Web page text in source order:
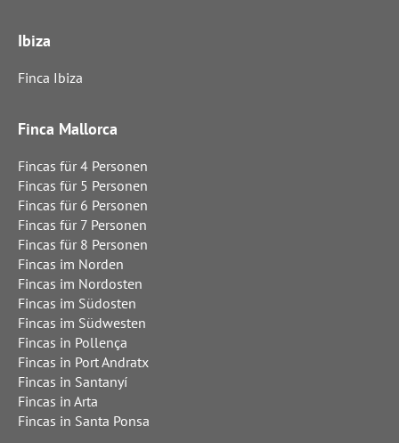
Ibiza
Finca Ibiza
Finca Mallorca
Fincas für 4 Personen
Fincas für 5 Personen
Fincas für 6 Personen
Fincas für 7 Personen
Fincas für 8 Personen
Fincas im Norden
Fincas im Nordosten
Fincas im Südosten
Fincas im Südwesten
Fincas in Pollença
Fincas in Port Andratx
Fincas in Santanyí
Fincas in Arta
Fincas in Santa Ponsa